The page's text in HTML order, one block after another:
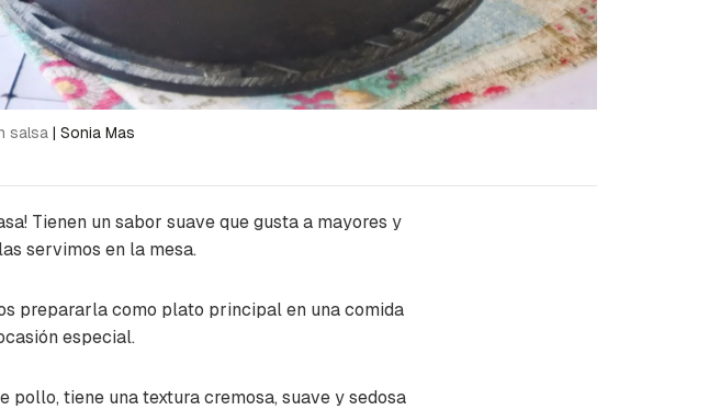
salsa | Sonia Mas
Tienen un sabor suave que gusta a mayores y
servimos en la mesa.
prepararla como plato principal en una comida
especial.
pollo, tiene una textura cremosa, suave y sedosa